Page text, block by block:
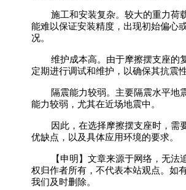
施工和安装复杂。较大的重力荷
能难以保证安装精度，出现初始偏心
况。
维护成本高。由于摩擦摆支座的
定期进行调试和维护，以确保其抗震性
隔震能力较弱。主要隔震水平地
能力较弱，尤其在近场地震中。
因此，在选择摩擦摆支座时，需
优缺点，以及具体应用环境的要求。
【申明】文章来源于网络，无法
权归作者所有，不代表本站观点。如
我们及时删除。